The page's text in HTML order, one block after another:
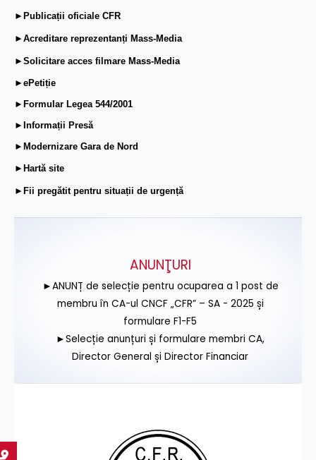
►Publicații oficiale CFR
►Acreditare reprezentanți Mass-Media
►Solicitare acces filmare Mass-Media
►ePetiție
►Formular Legea 544/2001
►Informații Presă
►Modernizare Gara de Nord
►Hartă site
►Fii pregătit pentru situații de urgență
ANUNŢURI
►ANUNȚ de selecție pentru ocuparea a 1 post de
membru în CA-ul CNCF „CFR” – SA - 2025 și
formulare F1-F5
►Selecție anunțuri și formulare membri CA,
Director General și Director Financiar